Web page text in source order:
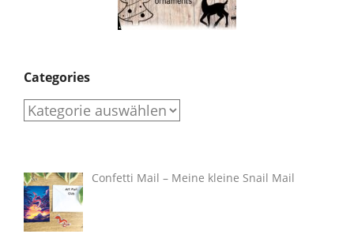
Categories
Categories
Confetti Mail – Meine kleine Snail Mail